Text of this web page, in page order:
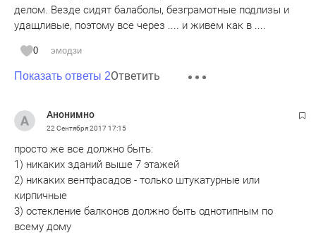
делом. Везде сидят балаболы, безграмотные подлизы и
удащливые, поэтому все через .... и живем как в ....
0 эмодзи
Показать ответы 2Ответить
Анонимно
22 Сентября 201717:15
просто же все должно быть:
1) никаких зданий выше 7 этажей
2) никаких вентфасадов - только штукатурные или
кирпичные
3) остекление балконов должно быть однотипным по
всему дому